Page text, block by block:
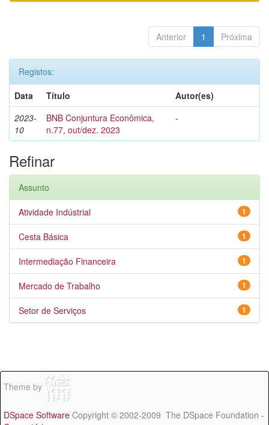
Anterior 1 Próxima
Registos:
Data
Título
Autor(es)
2023-
10
BNB Conjuntura Econômica,
n.77, out/dez. 2023
-
Refinar
Assunto
1
Atividade Indústrial
1
Cesta Básica
1
Intermediação Financeira
1
Mercado de Trabalho
1
Setor de Serviços
Theme by
DSpace Software Copyright © 2002-2009 The DSpace Foundation -